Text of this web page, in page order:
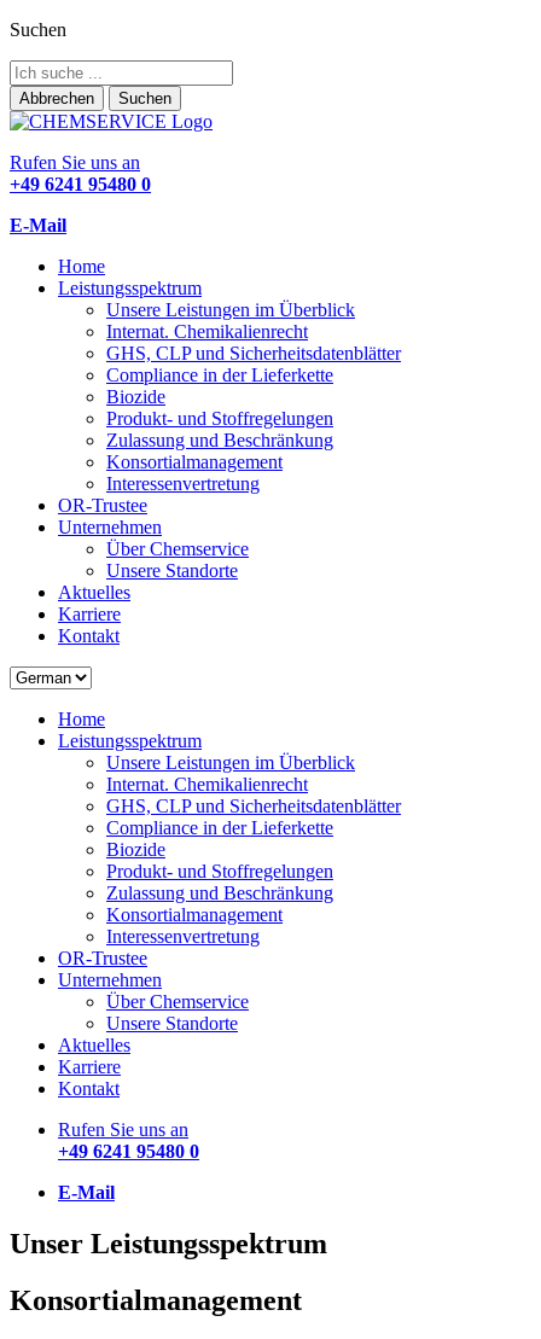
Suchen
Abbrechen Suchen
Rufen Sie uns an
+49 6241 95480 0
E-Mail
Home
Leistungsspektrum
Unsere Leistungen im Überblick
Internat. Chemikalienrecht
GHS, CLP und Sicherheitsdatenblätter
Compliance in der Lieferkette
Biozide
Produkt- und Stoffregelungen
Zulassung und Beschränkung
Konsortialmanagement
Interessenvertretung
OR-Trustee
Unternehmen
Über Chemservice
Unsere Standorte
Aktuelles
Karriere
Kontakt
Home
Leistungsspektrum
Unsere Leistungen im Überblick
Internat. Chemikalienrecht
GHS, CLP und Sicherheitsdatenblätter
Compliance in der Lieferkette
Biozide
Produkt- und Stoffregelungen
Zulassung und Beschränkung
Konsortialmanagement
Interessenvertretung
OR-Trustee
Unternehmen
Über Chemservice
Unsere Standorte
Aktuelles
Karriere
Kontakt
Rufen Sie uns an
+49 6241 95480 0
E-Mail
Unser Leistungsspektrum
Konsortialmanagement